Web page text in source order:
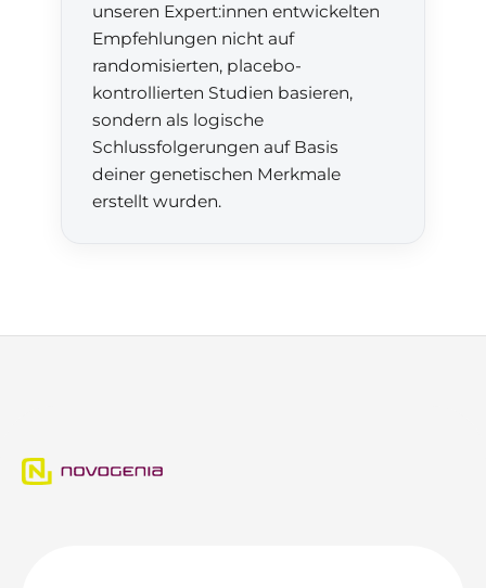
unseren Expert:innen entwickelten
Empfehlungen nicht auf
randomisierten, placebo-
kontrollierten Studien basieren,
sondern als logische
Schlussfolgerungen auf Basis
deiner genetischen Merkmale
erstellt wurden.